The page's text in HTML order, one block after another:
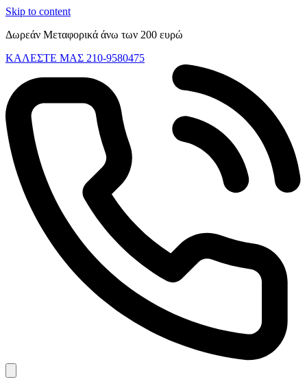
Skip to content
Δωρεάν Μεταφορικά άνω των 200 ευρώ
ΚΑΛΕΣΤΕ ΜΑΣ 210-9580475